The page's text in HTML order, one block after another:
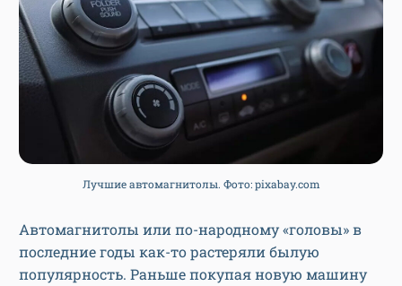
Лучшие автомагнитолы. Фото: pixabay.com
Автомагнитолы или по-народному «головы» в
последние годы как-то растеряли былую
популярность. Раньше покупая новую машину